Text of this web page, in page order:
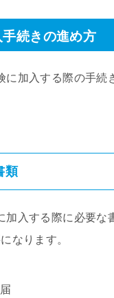
続きの進め方
に加入する際の手続
類
加入する際に必要な
なります。